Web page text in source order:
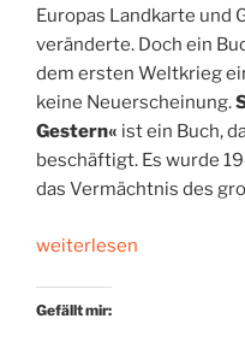
Europas Landkarte und
veränderte. Doch ein
dem ersten Weltkrieg
keine Neuerscheinung.
Gestern« ist ein Buch,
beschäftigt. Es wurde
das Vermächtnis des
„Stefan
Europa“
weiterlesen
Gefällt mir: